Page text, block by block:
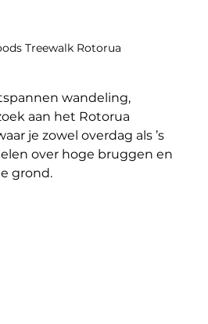
Treewalk Rotorua
wandeling,
aan het Rotorua
je zowel overdag als ’s
over hoge bruggen en
grond.